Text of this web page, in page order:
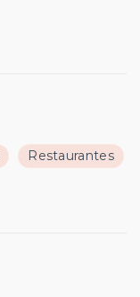
Restaurantes